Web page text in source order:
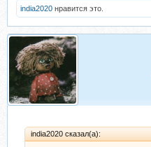
india2020 нравится это.
india2020 сказал(а):